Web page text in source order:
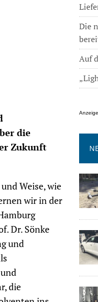
die
Zukunft
Weise, wie
wir in der
Dr. Sönke
und
die
Die
Auf
Anzeige